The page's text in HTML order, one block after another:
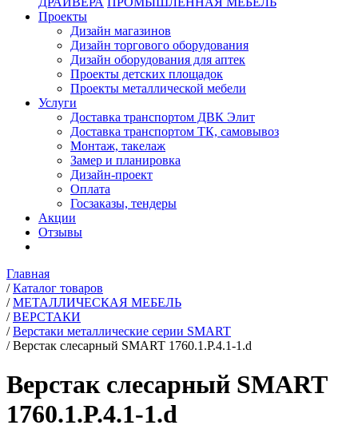
Проекты
Дизайн магазинов
Дизайн торгового оборудования
Дизайн оборудования для аптек
Проекты детских площадок
Проекты металлической мебели
Услуги
Доставка транспортом ДВК Элит
Доставка транспортом ТК, самовывоз
Монтаж, такелаж
Замер и планировка
Дизайн-проект
Оплата
Госзаказы, тендеры
Акции
Отзывы
Главная
/ Каталог товаров
/ МЕТАЛЛИЧЕСКАЯ МЕБЕЛЬ
/ ВЕРСТАКИ
/ Верстаки металлические серии SMART
/ Верстак слесарный SMART 1760.1.P.4.1-1.d
Верстак слесарный SMART
1760.1.P.4.1-1.d